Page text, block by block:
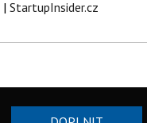
| StartupInsider.cz